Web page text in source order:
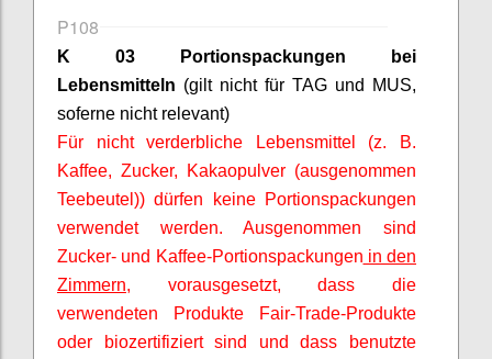
P108
K 03 Portionspackungen bei
Lebensmitteln (gilt nicht für TAG und MUS,
soferne nicht relevant)
Für nicht verderbliche Lebensmittel (z. B.
Kaffee, Zucker, Kakaopulver (ausgenommen
Teebeutel)) dürfen keine Portionspackungen
verwendet werden. Ausgenommen sind
Zucker- und Kaffee-Portionspackungen in den
Zimmern, vorausgesetzt, dass die
verwendeten Produkte Fair-Trade-Produkte
oder biozertifiziert sind und dass benutzte